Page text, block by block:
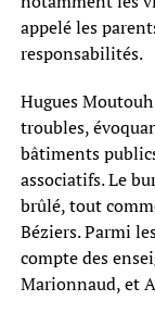
appelé les
responsabilités.
Hugues
troubles,
bâtiments
associatifs. Le
brûlé, tout
Béziers. Parmi
compte des
Marionnaud, et